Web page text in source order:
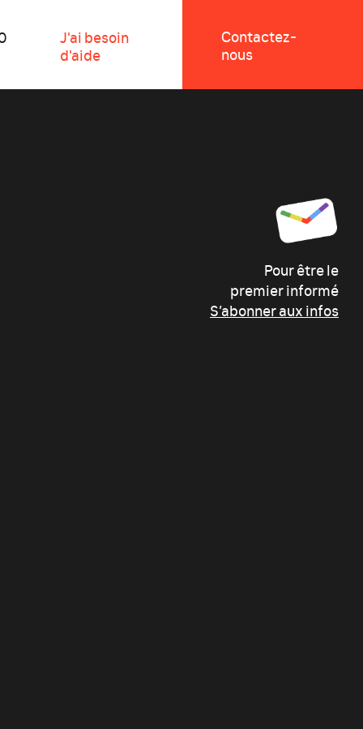
Contactez-
nous
J'ai besoin
d'aide
Pour être le
premier informé
S’abonner aux infos